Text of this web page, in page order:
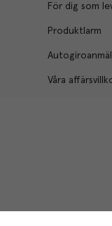
För dig som
Produktlarm
Våra